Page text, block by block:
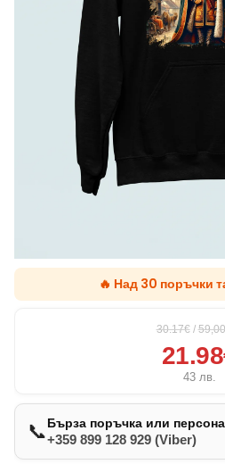
🔥 Над 30 поръчки
30.17€ /
43 лв.
📞Бърза поръчка или
+359 899 128 929 (Viber)